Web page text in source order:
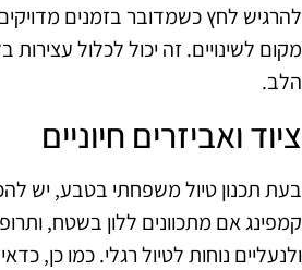
להרגיש לחץ כשמדובר בזמנים
מקום לשינויים. זה יכול לכלול
הלב.
ציוד ואביזרים חיוניים
בעת תכנון טיול משפחתי בטבע, יש
קמפינג אם מתכוונים ללון בשטח,
ולנעליים נוחות לטיול רגלי. כמו כן,